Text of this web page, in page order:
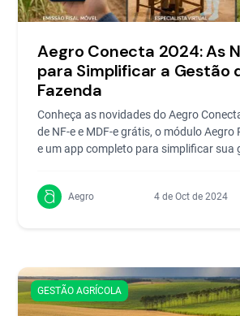
Aegro Conecta 2024: As
para Simplificar a Gestão
Fazenda
Conheça as novidades do Aegro
de NF-e e MDF-e grátis, o módulo Aegro
e um app completo para simplificar sua
Aegro 4 de Oct de 2024
GESTÃO AGRÍCOLA